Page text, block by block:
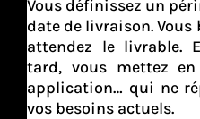
Vous définissez un
date de livraison. Vous
attendez le livrable.
tard, vous mettez
application… qui ne
vos besoins actuels.